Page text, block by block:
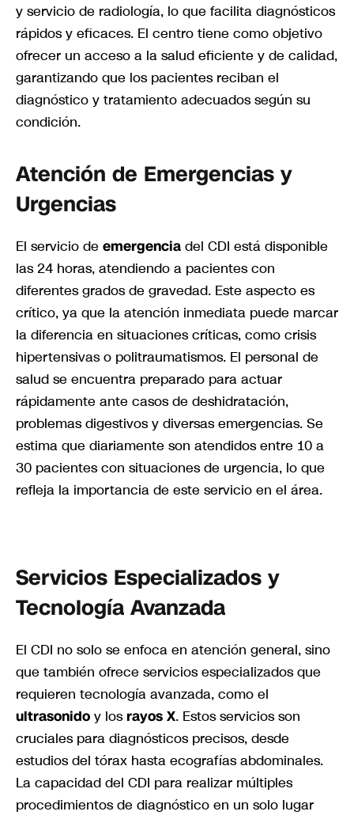
y servicio de radiología, lo que facilita diagnósticos
rápidos y eficaces. El centro tiene como objetivo
ofrecer un acceso a la salud eficiente y de calidad,
garantizando que los pacientes reciban el
diagnóstico y tratamiento adecuados según su
condición.
Atención de Emergencias y
Urgencias
El servicio de emergencia del CDI está disponible
las 24 horas, atendiendo a pacientes con
diferentes grados de gravedad. Este aspecto es
crítico, ya que la atención inmediata puede marcar
la diferencia en situaciones críticas, como crisis
hipertensivas o politraumatismos. El personal de
salud se encuentra preparado para actuar
rápidamente ante casos de deshidratación,
problemas digestivos y diversas emergencias. Se
estima que diariamente son atendidos entre 10 a
30 pacientes con situaciones de urgencia, lo que
refleja la importancia de este servicio en el área.
Servicios Especializados y
Tecnología Avanzada
El CDI no solo se enfoca en atención general, sino
que también ofrece servicios especializados que
requieren tecnología avanzada, como el
ultrasonido y losrayos X. Estos servicios son
cruciales para diagnósticos precisos, desde
estudios del tórax hasta ecografías abdominales.
La capacidad del CDI para realizar múltiples
procedimientos de diagnóstico en un solo lugar